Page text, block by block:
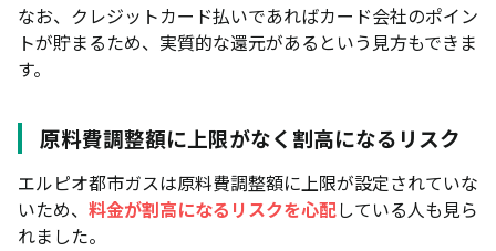
なお、クレジットカード払いであればカード会社のポイン
トが貯まるため、実質的な還元があるという見方もできま
す。
原料費調整額に上限がなく割高になるリスク
エルピオ都市ガスは原料費調整額に上限が設定されていな
いため、 料金が割高になるリスクを心配している人も見ら
れました。